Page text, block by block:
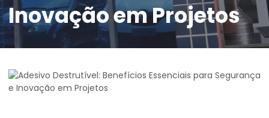
Inovação em Projetos